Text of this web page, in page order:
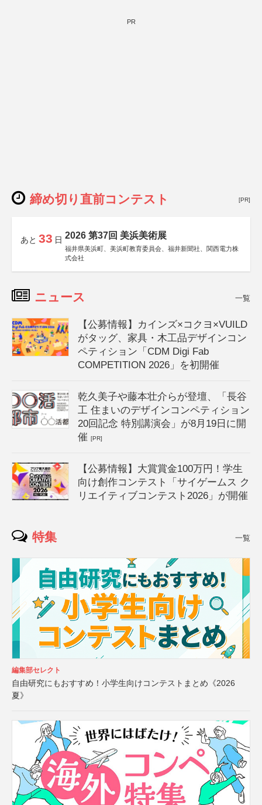
PR
締め切り直前コンテスト [PR]
あと 33 日 2026 第37回 美浜美術展
福井県美浜町、美浜町教育委員会、福井新聞社、関西電力株
式会社
ニュース 一覧
【公募情報】カインズ×コクヨ×VUILD
がタッグ、家具・木工品デザインコン
ペティション「CDM Digi Fab
COMPETITION 2026」を初開催
乾久美子や藤本壮介らが登壇、「長谷
工 住まいのデザインコンペティション
20回記念 特別講演会」が8月19日に開
催[PR]
【公募情報】大賞賞金100万円！学生
向け創作コンテスト「サイゲームス ク
リエイティブコンテスト2026」が開催
特集 一覧
編集部セレクト
自由研究にもおすすめ！小学生向けコンテストまとめ《2026
夏》